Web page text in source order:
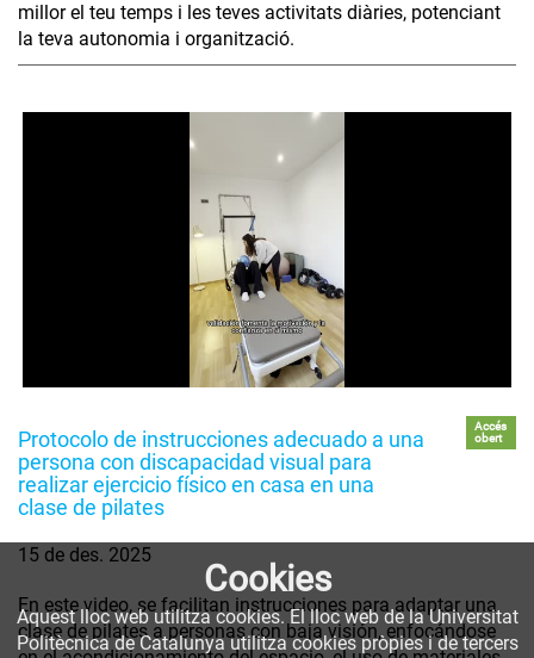
millor el teu temps i les teves activitats diàries, potenciant
la teva autonomia i organització.
Protocolo de instrucciones adecuado a una
persona con discapacidad visual para
realizar ejercicio físico en casa en una
clase de pilates
Accés
obert
15 de des. 2025
En este video, se facilitan instrucciones para adaptar una
clase de pilates a personas con baja visión, enfocándose
Cookies
Aquest lloc web utilitza cookies. El lloc web de la Universitat
Politècnica de Catalunya utilitza cookies pròpies i de tercers